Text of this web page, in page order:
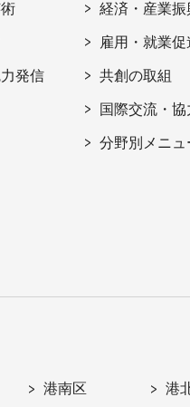
発信
経済・産業振
雇用・就業促
共創の取組
国際交流・協
分野別メニュ
港南区 港